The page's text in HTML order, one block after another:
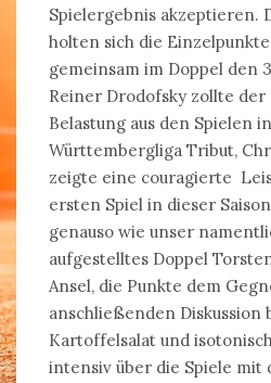
Spielergebnis akzeptieren.
holten sich die
gemeinsam im Doppel den
Reiner Drodofsky zollte
Belastung aus den Spielen
Württembergliga Tribut,
zeigte eine couragierte
ersten Spiel in dieser
genauso wie unser
aufgestelltes Doppel
Ansel, die Punkte dem
anschließenden Diskussion
Kartoffelsalat und
intensiv über die Spiele mit